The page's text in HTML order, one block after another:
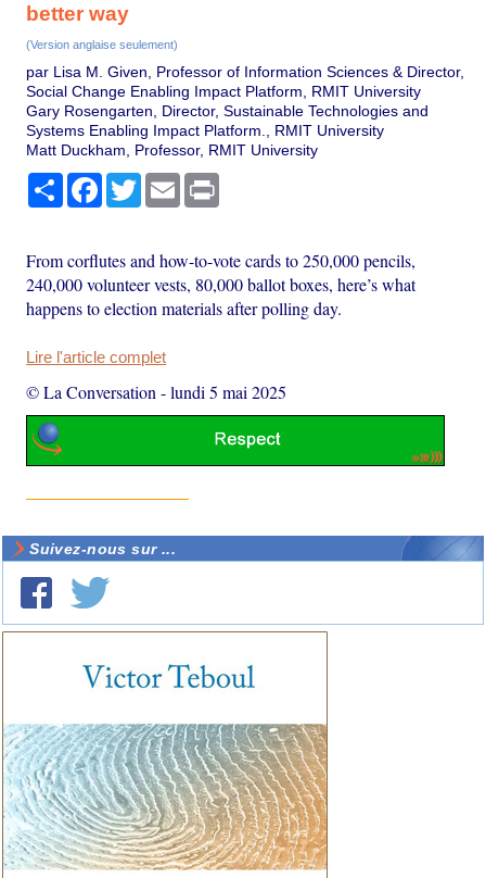
better way
(Version anglaise seulement)
par Lisa M. Given, Professor of Information Sciences & Director,
Social Change Enabling Impact Platform, RMIT University
Gary Rosengarten, Director, Sustainable Technologies and
Systems Enabling Impact Platform., RMIT University
Matt Duckham, Professor, RMIT University
PartagerFacebook
TwitterEmail
From corflutes and how-to-vote cards to 250,000 pencils,
240,000 volunteer vests, 80,000 ballot boxes, here’s what
happens to election materials after polling day.
Lire l'article complet
© La Conversation -lundi 5 mai 2025
Suivez-nous sur ...